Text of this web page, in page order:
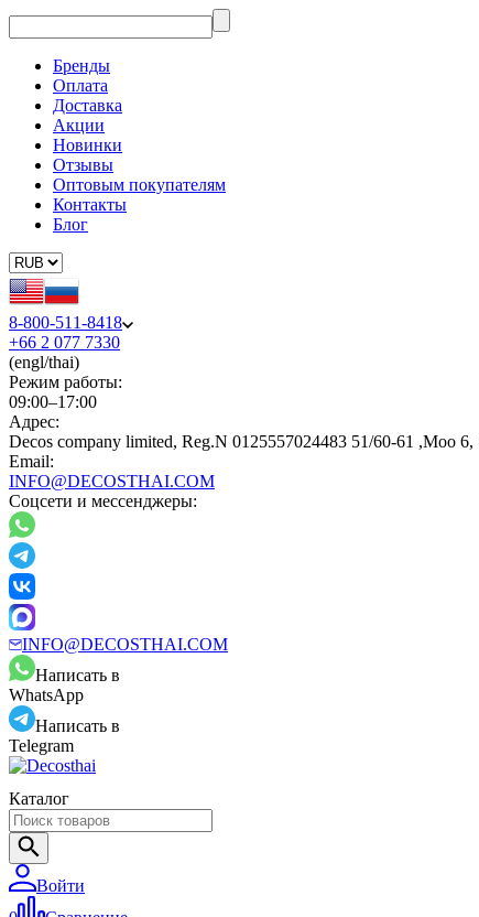
Бренды
Оплата
Доставка
Акции
Новинки
Отзывы
Оптовым покупателям
Контакты
Блог
8-800-511-8418
+66 2 077 7330
(engl/thai)
Режим работы:
09:00–17:00
Адрес:
Decos company limited, Reg.N 0125557024483 51/60-61 ,Moo
Email:
INFO@DECOSTHAI.COM
Соцсети и мессенджеры:
INFO@DECOSTHAI.COM
Написать в
WhatsApp
Написать в
Telegram
Каталог
Войти